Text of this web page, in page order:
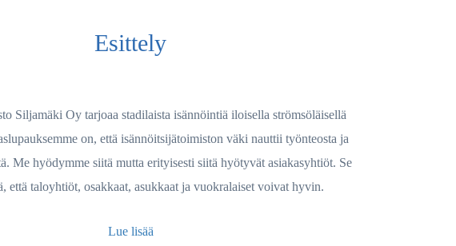
Esittely
Siljamäki Oy tarjoaa stadilaista isännöintiä iloisella strömsöläisellä
on, että isännöitsijätoimiston väki nauttii työnteosta ja
Me hyödymme siitä mutta erityisesti siitä hyötyvät asiakasyhtiöt. Se
että taloyhtiöt, osakkaat, asukkaat ja vuokralaiset voivat hyvin.
Lue lisää